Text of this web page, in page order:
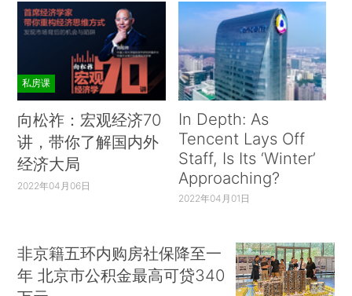
私房课
向松祚：宏观经济70
讲，带你了解国内外
经济大局
2022年04月06日
In Depth: As
Tencent Lays Off
Staff, Is Its ‘Winter’
Approaching?
2022年04月01日
非京籍五环内购房社保降至一
年 北京市公积金最高可贷340